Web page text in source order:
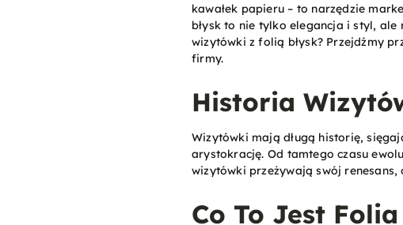
kawałek papieru – to narzędzie
błysk to nie tylko elegancja i styl,
wizytówki z folią błysk? Przejdźmy
firmy.
Historia
Wizytówki mają długą historię,
arystokrację. Od tamtego czasu
wizytówki przeżywają swój
Co To Jest Folia